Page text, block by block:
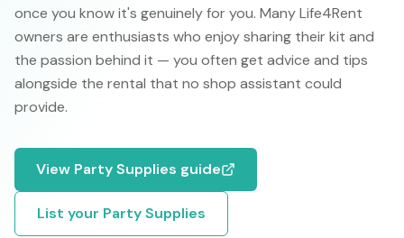
once you know it's genuinely for you. Many Life4Rent
owners are enthusiasts who enjoy sharing their kit and
the passion behind it — you often get advice and tips
alongside the rental that no shop assistant could
provide.
View Party Supplies guide
List your Party Supplies